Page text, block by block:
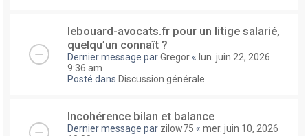
lebouard-avocats.fr pour un litige salarié,
quelqu’un connaît ?
Dernier message parGregor « lun. juin 22, 2026
9:36 am
Posté dans Discussion générale
Incohérence bilan et balance
Dernier message par zilow75 « mer. juin 10, 2026